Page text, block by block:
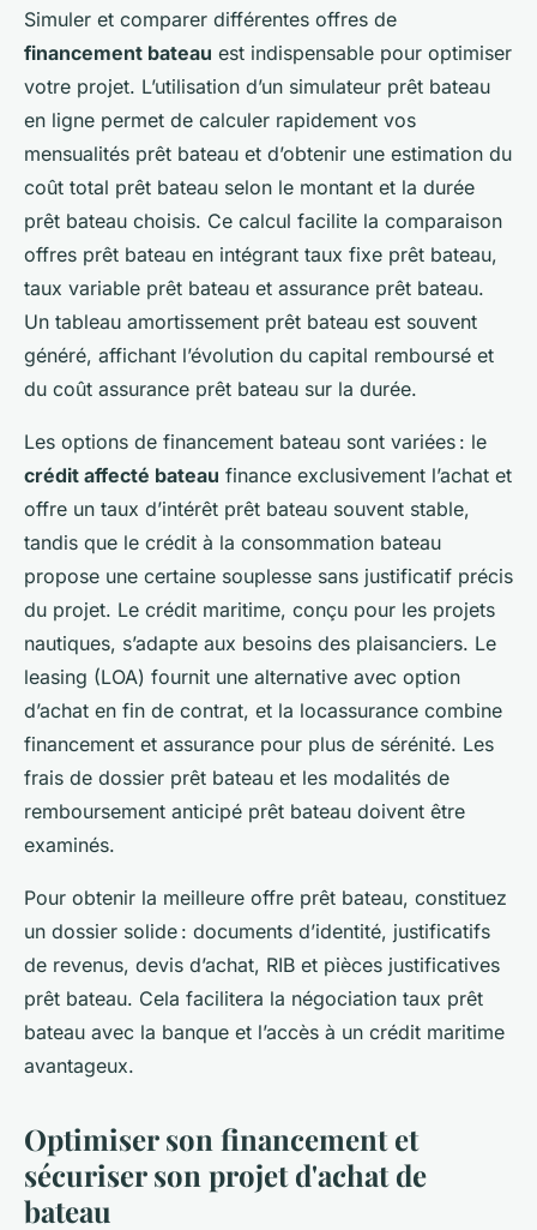
Simuler et comparer différentes offres de
financement bateau est indispensable pour optimiser
votre projet. L’utilisation d’un simulateur prêt bateau
en ligne permet de calculer rapidement vos
mensualités prêt bateau et d’obtenir une estimation du
coût total prêt bateau selon le montant et la durée
prêt bateau choisis. Ce calcul facilite la comparaison
offres prêt bateau en intégrant taux fixe prêt bateau,
taux variable prêt bateau et assurance prêt bateau.
Un tableau amortissement prêt bateau est souvent
généré, affichant l’évolution du capital remboursé et
du coût assurance prêt bateau sur la durée.
Les options de financement bateau sont variées : le
crédit affecté bateau finance exclusivement l’achat et
offre un taux d’intérêt prêt bateau souvent stable,
tandis que le crédit à la consommation bateau
propose une certaine souplesse sans justificatif précis
du projet. Le crédit maritime, conçu pour les projets
nautiques, s’adapte aux besoins des plaisanciers. Le
leasing (LOA) fournit une alternative avec option
d’achat en fin de contrat, et la locassurance combine
financement et assurance pour plus de sérénité. Les
frais de dossier prêt bateau et les modalités de
remboursement anticipé prêt bateau doivent être
examinés.
Pour obtenir la meilleure offre prêt bateau, constituez
un dossier solide : documents d’identité, justificatifs
de revenus, devis d’achat, RIB et pièces justificatives
prêt bateau. Cela facilitera la négociation taux prêt
bateau avec la banque et l’accès à un crédit maritime
avantageux.
Optimiser son financement et
sécuriser son projet d'achat de
bateau